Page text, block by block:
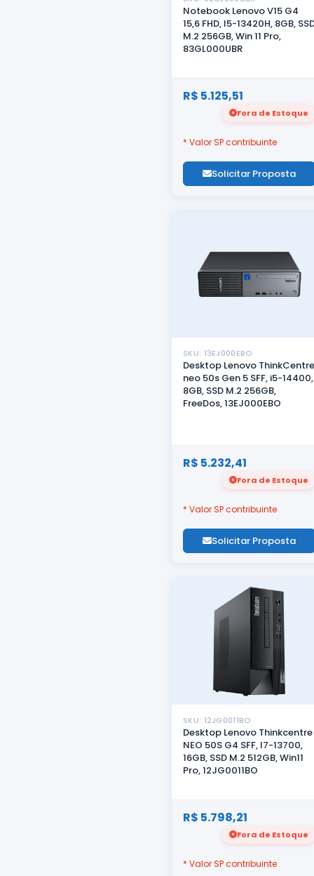
Notebook Lenovo V15 G4
15,6 FHD, I5-13420H, 8GB,
M.2 256GB, Win 11 Pro,
83GL000UBR
R$ 5.125,51
Fora de Estoque
* Valor SP contribuinte
Solicitar Proposta
SKU: 13EJ000EBO
Desktop Lenovo ThinkCentre
neo 50s Gen 5 SFF, i5-14400,
8GB, SSD M.2 256GB,
FreeDos, 13EJ000EBO
R$ 5.232,41
Fora de Estoque
* Valor SP contribuinte
Solicitar Proposta
SKU: 12JG0011BO
Desktop Lenovo Thinkcentre
NEO 50S G4 SFF, I7-13700,
16GB, SSD M.2 512GB, Win11
Pro, 12JG0011BO
R$ 5.798,21
Fora de Estoque
* Valor SP contribuinte